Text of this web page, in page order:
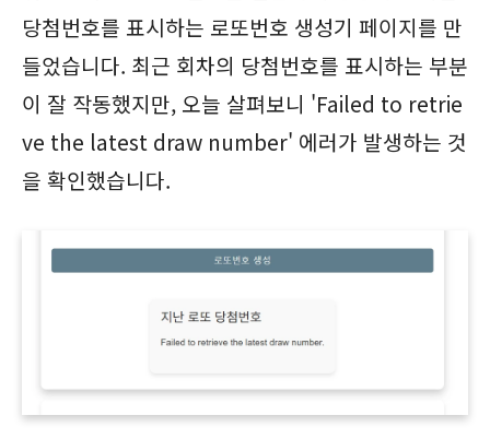
당첨번호를 표시하는 로또번호 생성기 페이지를 만
들었습니다. 최근 회차의 당첨번호를 표시하는 부분
이 잘 작동했지만, 오늘 살펴보니 'Failed to retrie
ve the latest draw number' 에러가 발생하는 것
을 확인했습니다.